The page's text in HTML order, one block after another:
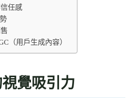
任感
（用戶生成內容）
覺吸引力